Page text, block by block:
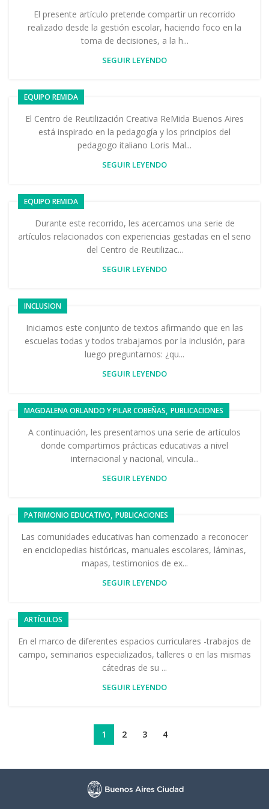
El presente artículo pretende compartir un recorrido
realizado desde la gestión escolar, haciendo foco en la
toma de decisiones, a la h...
SEGUIR LEYENDO
EQUIPO REMIDA
El Centro de Reutilización Creativa ReMida Buenos Aires
está inspirado en la pedagogía y los principios del
pedagogo italiano Loris Mal...
SEGUIR LEYENDO
EQUIPO REMIDA
Durante este recorrido, les acercamos una serie de
artículos relacionados con experiencias gestadas en el seno
del Centro de Reutilizac...
SEGUIR LEYENDO
INCLUSION
Iniciamos este conjunto de textos afirmando que en las
escuelas todas y todos trabajamos por la inclusión, para
luego preguntarnos: ¿qu...
SEGUIR LEYENDO
MAGDALENA ORLANDO Y PILAR COBEÑAS, PUBLICACIONES
A continuación, les presentamos una serie de artículos
donde compartimos prácticas educativas a nivel
internacional y nacional, vincula...
SEGUIR LEYENDO
PATRIMONIO EDUCATIVO, PUBLICACIONES
Las comunidades educativas han comenzado a reconocer
en enciclopedias históricas, manuales escolares, láminas,
mapas, testimonios de ex...
SEGUIR LEYENDO
ARTÍCULOS
En el marco de diferentes espacios curriculares -trabajos de
campo, seminarios especializados, talleres o en las mismas
cátedras de su ...
SEGUIR LEYENDO
1 2 3 4